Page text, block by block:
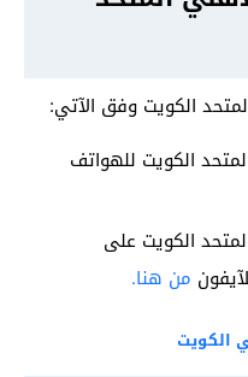
الكويت وفق الآتي:
الكويت للهواتف
الكويت على
من هنا.
الكويت